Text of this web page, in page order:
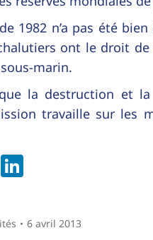
1982 n’a pas été
ont le droit
marin.
la destruction et
travaille sur les
Email
6 avril 2013